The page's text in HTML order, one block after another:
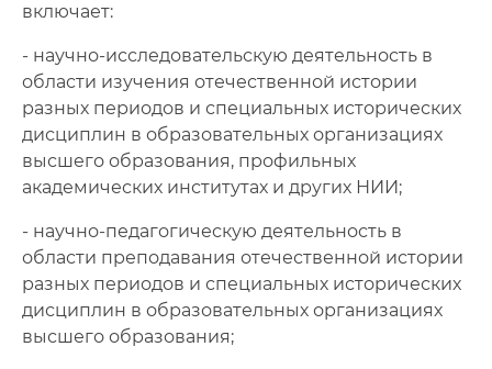
включает:
- научно-исследовательскую деятельность в
области изучения отечественной истории
разных периодов и специальных исторических
дисциплин в образовательных организациях
высшего образования, профильных
академических институтах и других НИИ;
- научно-педагогическую деятельность в
области преподавания отечественной истории
разных периодов и специальных исторических
дисциплин в образовательных организациях
высшего образования;